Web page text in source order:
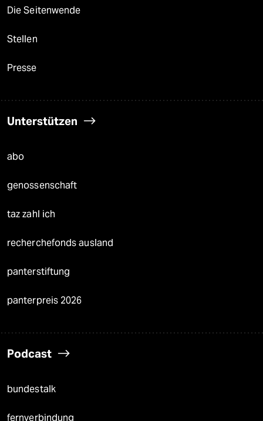
Die Seitenwende
Stellen
Presse
Unterstützen
abo
genossenschaft
taz zahl ich
recherchefonds ausland
panterstiftung
panterpreis 2026
Podcast
bundestalk
fernverbindung